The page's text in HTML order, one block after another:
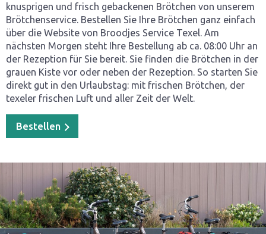
knusprigen und frisch gebackenen Brötchen von unserem
Brötchenservice. Bestellen Sie Ihre Brötchen ganz einfach
über die Website von Broodjes Service Texel. Am
nächsten Morgen steht Ihre Bestellung ab ca. 08:00 Uhr an
der Rezeption für Sie bereit. Sie finden die Brötchen in der
grauen Kiste vor oder neben der Rezeption. So starten Sie
direkt gut in den Urlaubstag: mit frischen Brötchen, der
texeler frischen Luft und aller Zeit der Welt.
Bestellen